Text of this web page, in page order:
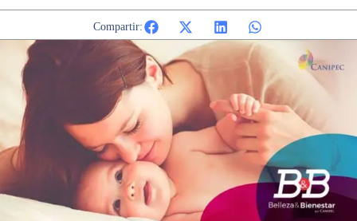
Compartir: